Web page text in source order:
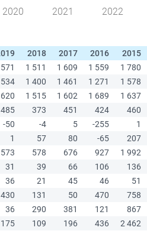
2020 2021 2022
2018 2017 2016 2015